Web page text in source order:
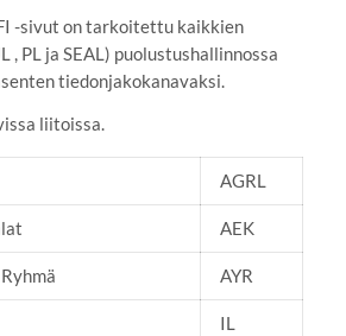
-sivut on tarkoitettu kaikkien
, PL ja SEAL) puolustushallinnossa
tiedonjakokanavaksi.
liitoissa.
AGRL
AEK
AYR
IL